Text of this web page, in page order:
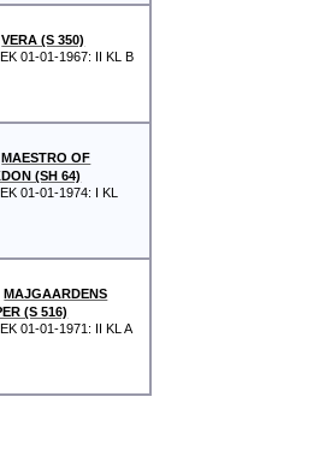
VERA (S 350)
01-01-1967: II KL B
MAESTRO OF
(SH 64)
EK 01-01-1974: I KL
MAJGAARDENS
(S 516)
EK 01-01-1971: II KL A